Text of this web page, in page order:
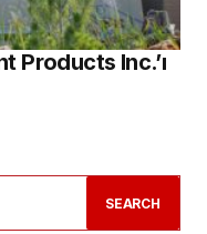
Products Inc.’ı
SEARCH